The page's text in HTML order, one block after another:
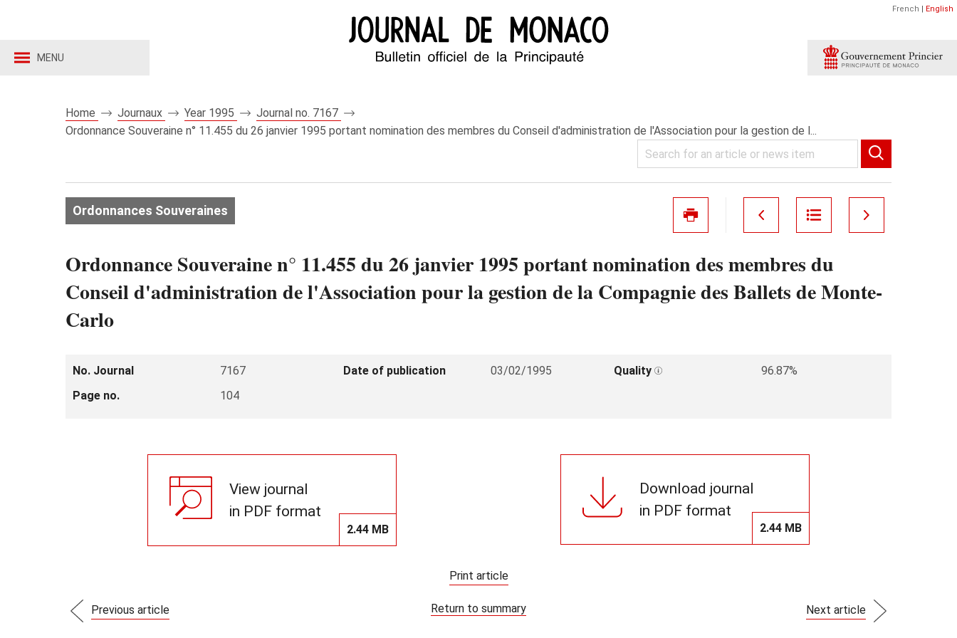
MENU
French | English
Home Journaux Year 1995
Journal no. 7167
Ordonnance Souveraine n° 11.455 du 26 janvier 1995 portant nomination des membres du Conseil d'administration de l'Association pour la gestion de l...
Ordonnances Souveraines
Ordonnance Souveraine n° 11.455 du 26 janvier 1995 portant nomination des membres du
Conseil d'administration de l'Association pour la gestion de la Compagnie des Ballets de Monte-
Carlo
No. Journal 7167 Date of publication 03/02/1995 Quality
96.87%
Page no.
104
View journal
in PDF format
2.44 MB
Download journal
in PDF format
2.44 MB
Print article
Previous article Return to summary Next article